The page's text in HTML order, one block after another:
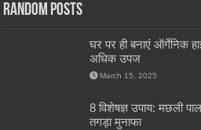
Random Posts
घर पर ही बनाएं ऑर्गेनिक
अधिक उपज
March 15, 2025
8 विशेषज्ञ उपाय: मछली
तगड़ा मुनाफा